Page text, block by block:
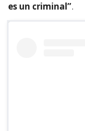
es un criminal”.